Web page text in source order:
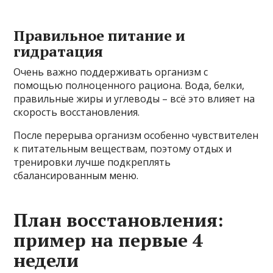
Правильное питание и
гидратация
Очень важно поддерживать организм с
помощью полноценного рациона. Вода, белки,
правильные жиры и углеводы – всё это влияет на
скорость восстановления.
После перерыва организм особенно чувствителен
к питательным веществам, поэтому отдых и
тренировки лучше подкреплять
сбалансированным меню.
План восстановления:
пример на первые 4
недели